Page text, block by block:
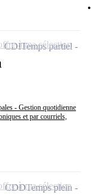
- Gestion quotidienne
et par courriels,
CDITemps partiel
à ma sélection
CDDTemps plein
à ma sélection